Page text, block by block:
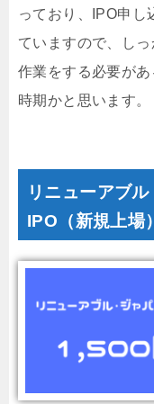
っており、IPO申し
ていますので、し
作業をする必要が
時期かと思います。
リニューアブ
IPO（新規上場